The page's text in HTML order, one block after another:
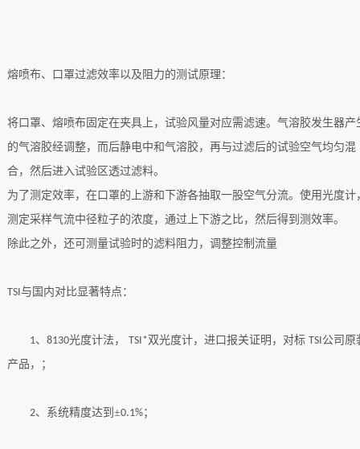
熔喷布、口罩过滤效率以及阻力的测试原理：
将口罩、熔喷布固定在夹具上，试验风量对应需滤速。气溶胶发生器产
的气溶胶经调整，而后静电中和气溶胶，再与过滤后的试验空气均匀混
合，然后进入试验区透过滤料。
为了测定效率，在口罩的上游和下游各抽取一股空气分流。使用光度计
测定采样气流中径粒子的浓度，通过上下游之比，然后得到测效率。
除此之外，还可测量试验时的滤料阻力，调整控制流量
TSI与国内对比显著特点：
1、 8130光度计法， TSI*双光度计，进口报关证明，对标 TSI公司原
产品，；
2、系统精度达到±0.1%；